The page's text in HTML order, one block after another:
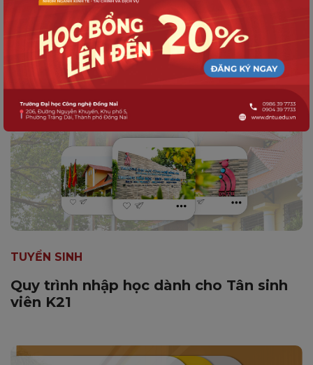
Thông báo Về việc xét duyệt và trao
tặng học bổng Mirinda năm 2025
TUYỂN SINH
Quy trình nhập học dành cho Tân sinh
viên K21